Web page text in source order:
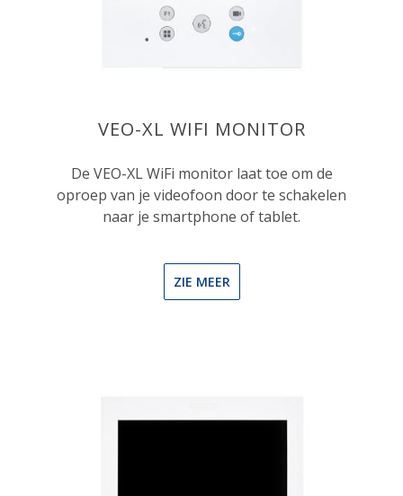
VEO-XL WIFI MONITOR
De VEO-XL WiFi monitor laat toe om de
oproep van je videofoon door te schakelen
naar je smartphone of tablet.
ZIE MEER